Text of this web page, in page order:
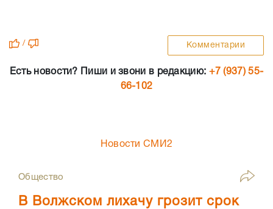
/ Комментарии
Есть новости? Пиши и звони в редакцию: +7 (937) 55-
66-102
Новости СМИ2
Общество
В Волжском лихачу грозит срок